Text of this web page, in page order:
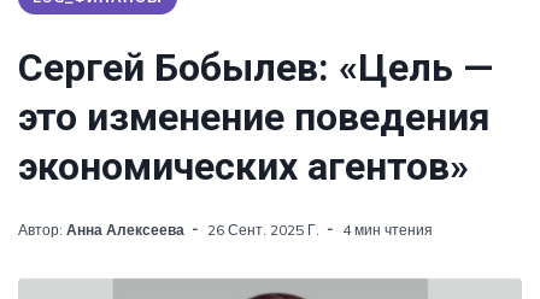
Сергей Бобылев: «Цель —
это изменение поведения
экономических агентов»
Автор: Анна Алексеева 26 Сент. 2025 Г. 4 мин чтения